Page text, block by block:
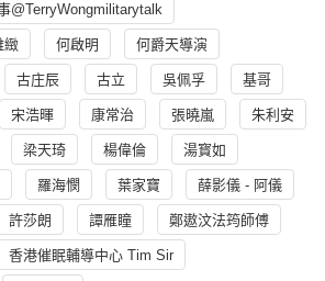
@TerryWongmilitarytalk
緻 何啟明 何爵天導演
古庄辰 古立 吳佩孚 基哥
宋浩暉 康常治 張曉嵐 朱利安
梁天琦 楊偉倫 湯寳如
羅海憫 葉家寶 薛影儀 - 阿儀
許莎朗 譚雁瞳 鄭遨汶法筠師傅
香港催眠輔導中心 Tim Sir